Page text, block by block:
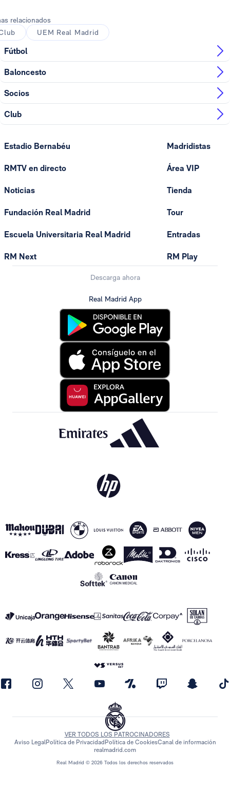
relacionados
UEM Real Madrid
Fútbol
Baloncesto
Socios
Club
Estadio Bernabéu
RMTV en directo
Noticias
Fundación Real Madrid
Escuela Universitaria Real Madrid
RM Next
Madridistas
Área VIP
Tienda
Tour
Entradas
RM Play
Descarga ahora
Real Madrid App
Real Madrid © 2026 Todos los derechos reservados
VER TODOS LOS PATROCINADORES
Aviso LegalPolítica de Privacidad Política de CookiesCanal de información
realmadrid.com